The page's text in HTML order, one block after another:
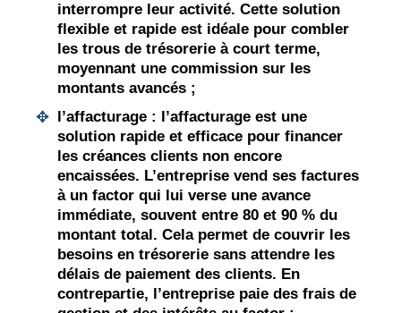
interrompre leur activité. Cette solution
flexible et rapide est idéale pour combler
les trous de trésorerie à court terme,
moyennant une commission sur les
montants avancés ;
l’affacturage : l ’affacturage est une
solution rapide et efficace pour financer
les créances clients non encore
encaissées. L’entreprise vend ses factures
à un factor qui lui verse une avance
immédiate, souvent entre 80 et 90 % du
montant total. Cela permet de couvrir les
besoins en trésorerie sans attendre les
délais de paiement des clients. En
contrepartie, l’entreprise paie des frais de